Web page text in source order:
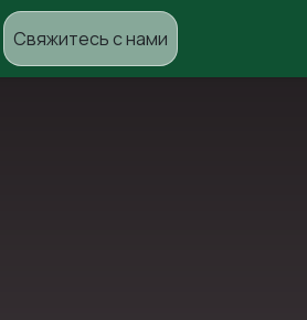
Свяжитесь с нами